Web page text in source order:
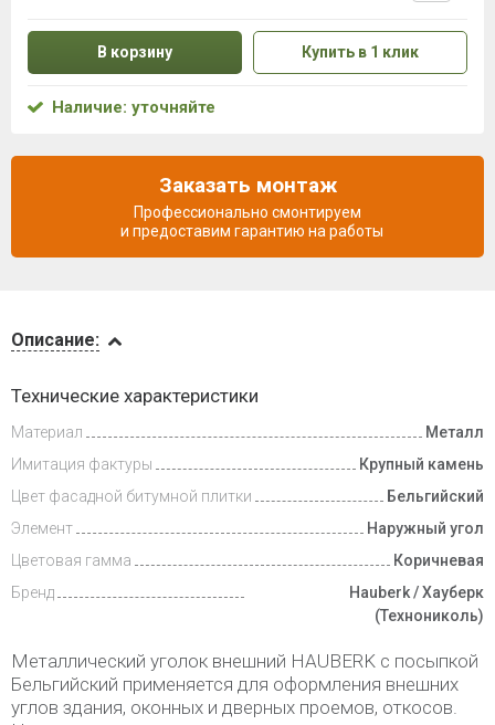
Доставка
и оплата
Описание:
Технические характеристики
Материал
Металл
Имитация фактуры
Крупный камень
Цвет фасадной битумной плитки
Бельгийский
Элемент
Наружный угол
Цветовая гамма
Коричневая
Бренд
Hauberk / Хауберк
(Технониколь)
Металлический уголок внешний HAUBERK с посыпкой
Бельгийский применяется для оформления внешних
углов здания, оконных и дверных проемов, откосов.
В корзину Купить в 1 клик
Наличие: уточняйте
Заказать монтаж
Профессионально смонтируем
и предоставим гарантию на работы